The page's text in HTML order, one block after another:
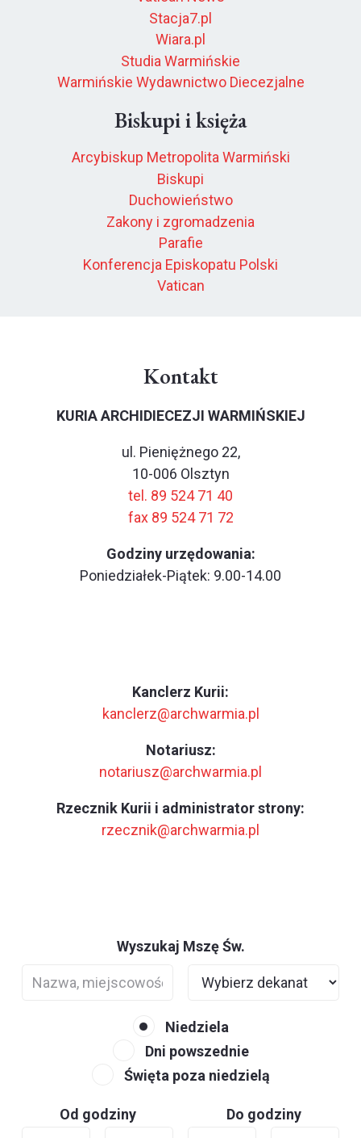
Stacja7.pl
Wiara.pl
Studia Warmińskie
Warmińskie Wydawnictwo Diecezjalne
Biskupi i księża
Arcybiskup Metropolita Warmiński
Biskupi
Duchowieństwo
Zakony i zgromadzenia
Parafie
Konferencja Episkopatu Polski
Vatican
Kontakt
KURIA ARCHIDIECEZJI WARMIŃSKIEJ
ul. Pieniężnego 22,
10-006 Olsztyn
tel. 89 524 71 40
fax 89 524 71 72
Godziny urzędowania:
Poniedziałek-Piątek: 9.00-14.00
Kanclerz Kurii:
kanclerz@archwarmia.pl
Notariusz:
notariusz@archwarmia.pl
Rzecznik Kurii i administrator strony:
rzecznik@archwarmia.pl
Wyszukaj Mszę Św.
Niedziela
Dni powszednie
Święta poza niedzielą
Od godziny Do godziny